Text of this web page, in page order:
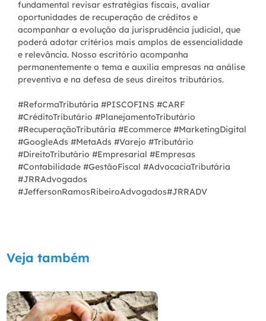
fundamental revisar estratégias fiscais, avaliar
oportunidades de recuperação de créditos e
acompanhar a evolução da jurisprudência judicial, que
poderá adotar critérios mais amplos de essencialidade
e relevância. Nosso escritório acompanha
permanentemente o tema e auxilia empresas na análise
preventiva e na defesa de seus direitos tributários.
#ReformaTributária #PISCOFINS #CARF
#CréditoTributário #PlanejamentoTributário
#RecuperaçãoTributária #Ecommerce #MarketingDigital
#GoogleAds #MetaAds #Varejo #Tributário
#DireitoTributário #Empresarial #Empresas
#Contabilidade #GestãoFiscal #AdvocaciaTributária
#JRRAdvogados
#JeffersonRamosRibeiroAdvogados#JRRADV
Veja também